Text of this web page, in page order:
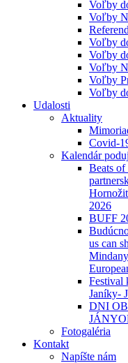
Voľby
Voľby
Voľby
Voľby
Voľby
Voľby
Voľby
Udalosti
Aktuality
Covid-
Kalendár
Beats
2026
BUFF
us can
Festival
Janíky-
DNI
Fotogaléria
Kontakt
Napíšte nám